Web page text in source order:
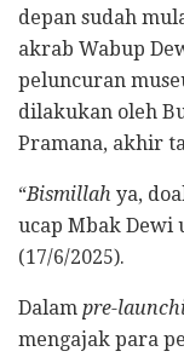
depan sudah
akrab Wabup
peluncuran
dilakukan oleh
Pramana, akhir
“Bismillah ya,
ucap Mbak Dewi
(17/6/2025).
Dalam pre-
mengajak para